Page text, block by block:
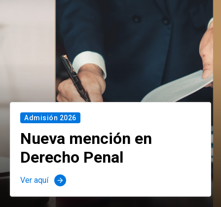
Admisión 2026
Nueva mención en
Derecho Penal
Ver aquí arrow_forward